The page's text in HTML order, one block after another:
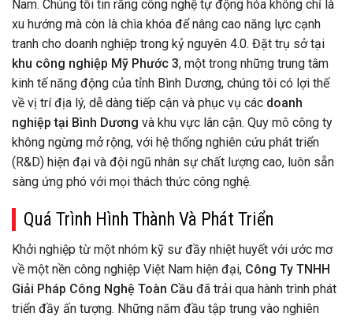
Nam. Chúng tôi tin rằng công nghệ tự động hóa không chỉ là
xu hướng mà còn là chìa khóa để nâng cao năng lực cạnh
tranh cho doanh nghiệp trong kỷ nguyên 4.0. Đặt trụ sở tại
khu công nghiệp Mỹ Phước 3, một trong những trung tâm
kinh tế năng động của tỉnh Bình Dương, chúng tôi có lợi thế
về vị trí địa lý, dễ dàng tiếp cận và phục vụ các doanh
nghiệp tại Bình Dương và khu vực lân cận. Quy mô công ty
không ngừng mở rộng, với hệ thống nghiên cứu phát triển
(R&D) hiện đại và đội ngũ nhân sự chất lượng cao, luôn sẵn
sàng ứng phó với mọi thách thức công nghệ.
Quá Trình Hình Thành Và Phát Triển
Khởi nghiệp từ một nhóm kỹ sư đầy nhiệt huyết với ước mơ
về một nền công nghiệp Việt Nam hiện đại, Công Ty TNHH
Giải Pháp Công Nghệ Toàn Cầu đã trải qua hành trình phát
triển đầy ấn tượng. Những năm đầu tập trung vào nghiên